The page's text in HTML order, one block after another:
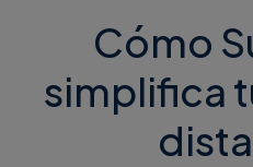
Cómo
simplifica